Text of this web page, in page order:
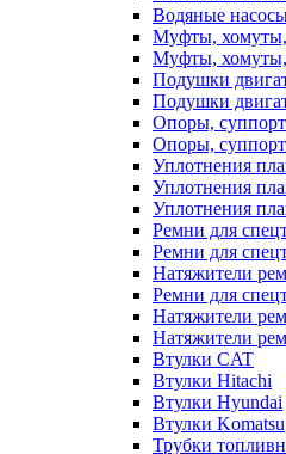
Водяные
Муфты,
Муфты, хомуты,
Подушки
Подушки
Опоры,
Опоры,
Уплотнения
Уплотнения
Уплотнения
Ремни для
Ремни для
Натяжители
Ремни для
Натяжители
Натяжители
Втулки CAT
Втулки Hitachi
Втулки Hyundai
Втулки Komatsu
Трубки